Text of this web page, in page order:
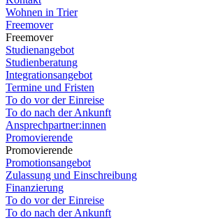
Wohnen in Trier
Freemover
Freemover
Studienangebot
Studienberatung
Integrationsangebot
Termine und Fristen
To do vor der Einreise
To do nach der Ankunft
Ansprechpartner:innen
Promovierende
Promovierende
Promotionsangebot
Zulassung und Einschreibung
Finanzierung
To do vor der Einreise
To do nach der Ankunft